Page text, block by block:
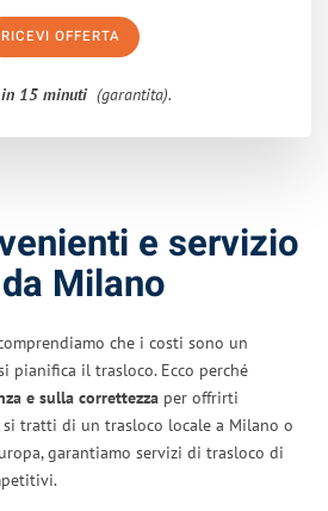
RICEVI OFFERTA
in 15 minuti (garantita).
e servizio
Milano
che i costi sono un
pianifica il trasloco. Ecco perché
e sulla correttezza per offrirti
si tratti di un trasloco locale a Milano o
garantiamo servizi di trasloco di